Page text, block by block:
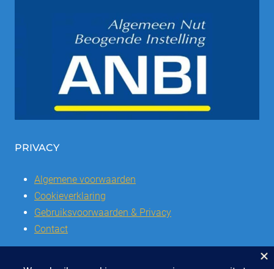
PRIVACY
Algemene voorwaarden
Cookieverklaring
Gebruiksvoorwaarden & Privacy
Contact